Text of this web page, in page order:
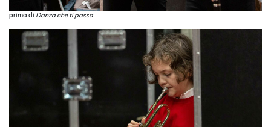
prima di Danza che ti passa